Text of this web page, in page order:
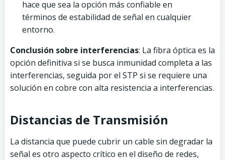
hace que sea la opción más confiable en
términos de estabilidad de señal en cualquier
entorno.
Conclusión sobre interferencias: La fibra óptica es la
opción definitiva si se busca inmunidad completa a las
interferencias, seguida por el STP si se requiere una
solución en cobre con alta resistencia a interferencias.
Distancias de Transmisión
La distancia que puede cubrir un cable sin degradar la
señal es otro aspecto crítico en el diseño de redes,